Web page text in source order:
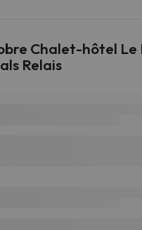
Chalet-hôtel Le
Relais